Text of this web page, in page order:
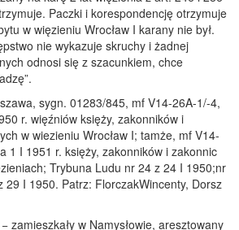
Paczki i korespondencję otrzymuje
w więzieniu Wrocław I karany nie był.
nie wykazuje skruchy i żadnej
odnosi się z szacunkiem, chce
sygn. 01283/845, mf V14-26A-1/-4,
r. więźniów księży, zakonników i
w wiezieniu Wrocław I; tamże, mf V14-
1 I 1951 r. księży, zakonników i zakonnic
Trybuna Ludu nr 24 z 24 I 1950;nr
29 I 1950. Patrz: FlorczakWincenty, Dorsz
− zamieszkały w Namysłowie, aresztowany